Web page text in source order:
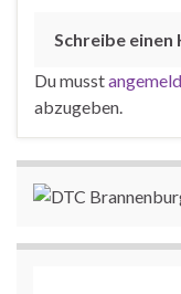
Schreibe
Du musst
abzugeben.